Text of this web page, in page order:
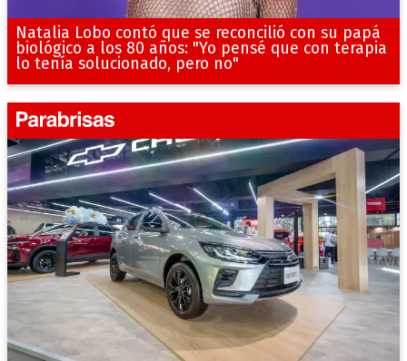
Natalia Lobo contó que se reconcilió con su papá
biológico a los 80 años: "Yo pensé que con terapia
lo tenía solucionado, pero no"